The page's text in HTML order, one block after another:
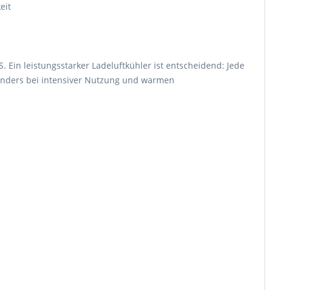
Ein leistungsstarker Ladeluftkühler ist entscheidend: Jede
bei intensiver Nutzung und warmen